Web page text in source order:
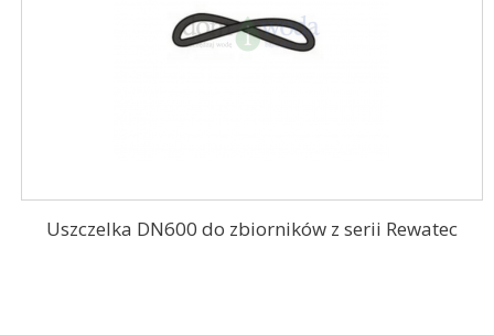
Uszczelka DN600 do zbiorników z serii Rewatec